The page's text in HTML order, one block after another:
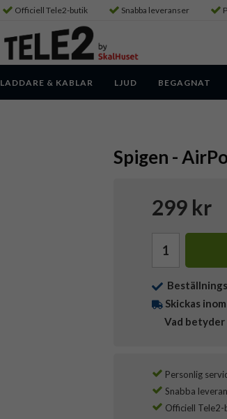
Officiell Tele2-butik Snabba leveranser
LADDARE & KABLAR LJUD BEGAGNAT
Spigen -
299 kr
Skickas
Vad betyder
Personlig
Snabba
Officiell